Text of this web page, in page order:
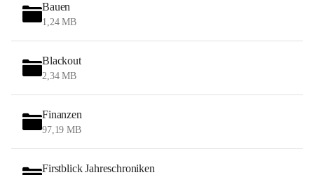
Bauen
1,24 MB
Blackout
2,34 MB
Finanzen
97,19 MB
Firstblick Jahreschroniken